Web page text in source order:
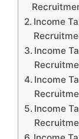
Income
Income
Income
Income